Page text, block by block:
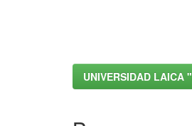
UNIVERSIDAD LAICA